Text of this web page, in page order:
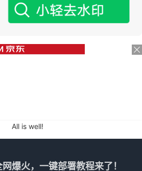
All is well!
爆火，一键部署教程来了！